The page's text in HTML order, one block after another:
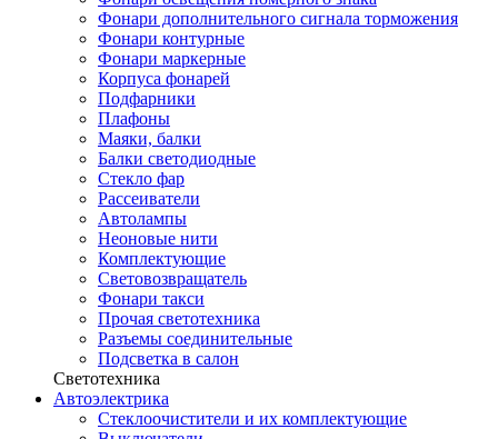
Фонари дополнительного сигнала торможения
Фонари контурные
Фонари маркерные
Корпуса фонарей
Подфарники
Плафоны
Маяки, балки
Балки светодиодные
Стекло фар
Рассеиватели
Автолампы
Неоновые нити
Комплектующие
Световозвращатель
Фонари такси
Прочая светотехника
Разъемы соединительные
Подсветка в салон
Светотехника
Автоэлектрика
Стеклоочистители и их комплектующие